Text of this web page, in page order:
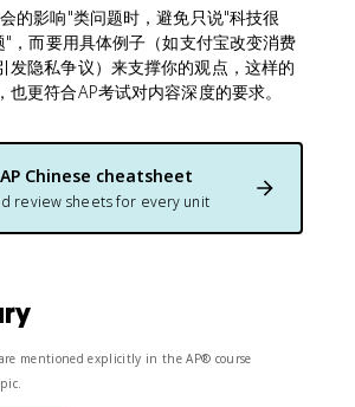
的影响"类问题时，避免只说"科技很
，而要用具体例子（如支付宝改变消费
发隐私争议）来支撑你的观点，这样的
也更符合AP考试对内容深度的要求。
AP Chinese cheatsheet
review sheets for every unit
mentioned explicitly in the AP® course